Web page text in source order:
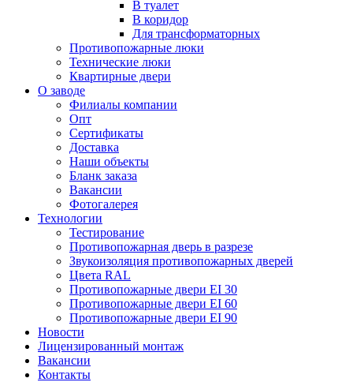
В туалет
В коридор
Для трансформаторных
Противопожарные люки
Технические люки
Квартирные двери
О заводе
Филиалы компании
Опт
Сертификаты
Доставка
Наши объекты
Бланк заказа
Вакансии
Фотогалерея
Технологии
Тестирование
Противопожарная дверь в разрезе
Звукоизоляция противопожарных дверей
Цвета RAL
Противопожарные двери EI 30
Противопожарные двери EI 60
Противопожарные двери EI 90
Новости
Лицензированный монтаж
Вакансии
Контакты